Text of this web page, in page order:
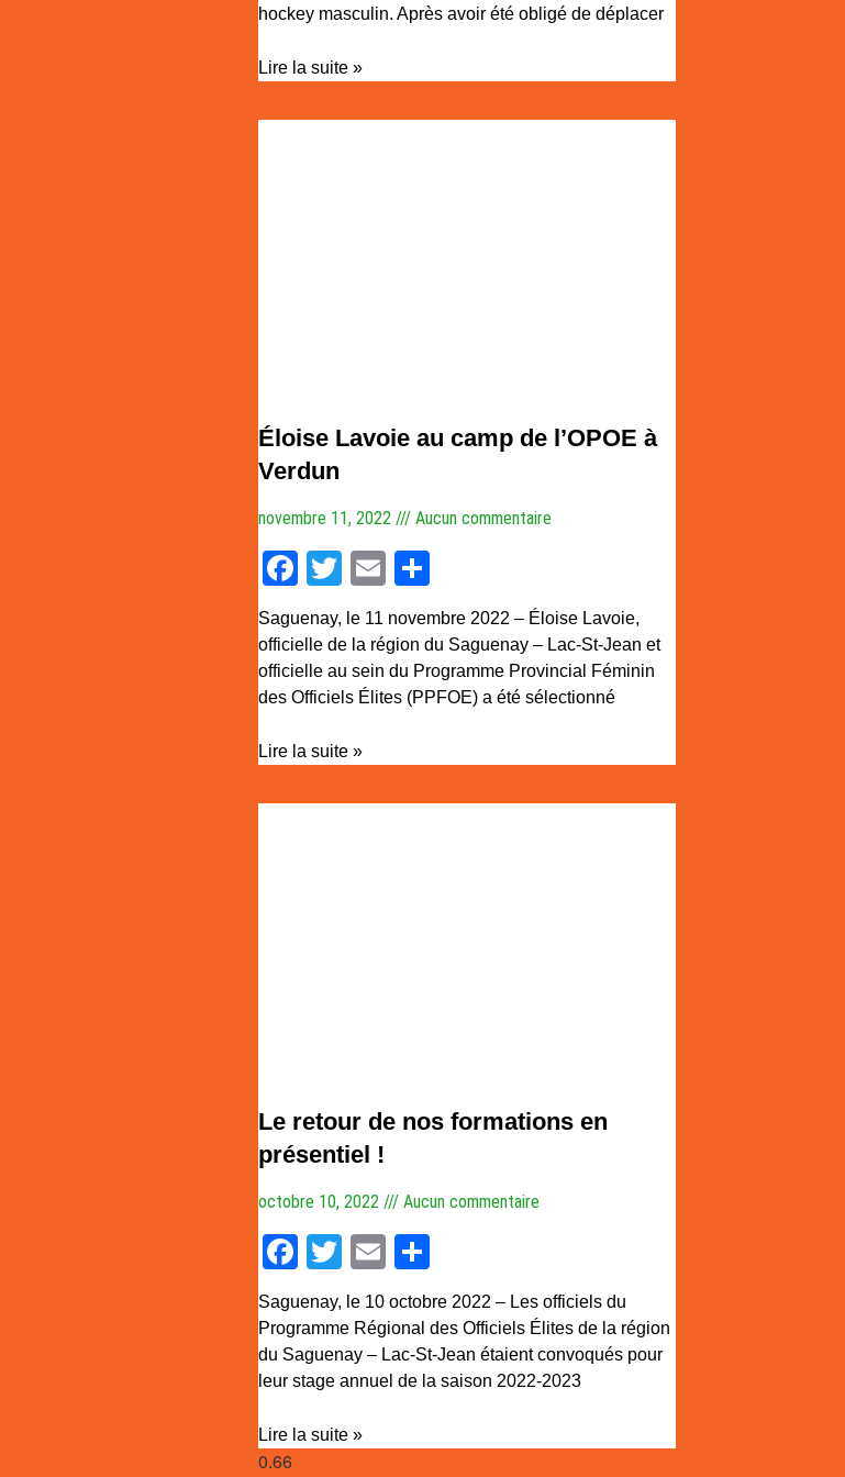
hockey masculin. Après avoir été obligé de déplacer
Lire la suite »
Éloise Lavoie au camp de l’OPOE à
Verdun
novembre 11, 2022 Aucun commentaire
Facebook
Twitter
EmailPartager
Saguenay, le 11 novembre 2022 – Éloise Lavoie,
officielle de la région du Saguenay – Lac-St-Jean et
officielle au sein du Programme Provincial Féminin
des Officiels Élites (PPFOE) a été sélectionné
Lire la suite »
Le retour de nos formations en
présentiel !
octobre 10, 2022 Aucun commentaire
Facebook
Twitter
EmailPartager
Saguenay, le 10 octobre 2022 – Les officiels du
Programme Régional des Officiels Élites de la région
du Saguenay – Lac-St-Jean étaient convoqués pour
leur stage annuel de la saison 2022-2023
Lire la suite »